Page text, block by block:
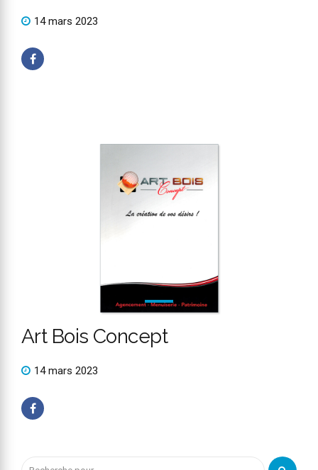
14 mars 2023
Art Bois Concept
14 mars 2023